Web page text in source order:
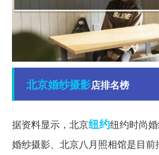
北京婚纱摄影店排名榜
据资料显示，北京纽约纽约时尚
婚纱摄影、北京八月照相馆是目